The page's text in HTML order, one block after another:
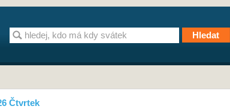
Čtvrtek